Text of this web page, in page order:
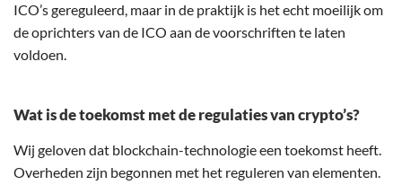
ICO’s gereguleerd, maar in de praktijk is het echt moeilijk om
de oprichters van de ICO aan de voorschriften te laten
voldoen.
Wat is de toekomst met de regulaties van crypto’s?
Wij geloven dat blockchain-technologie een toekomst heeft.
Overheden zijn begonnen met het reguleren van elementen.